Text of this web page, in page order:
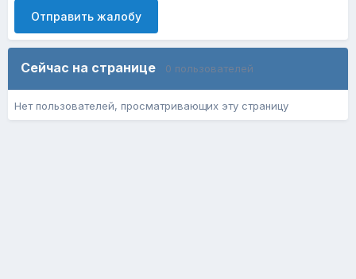
Отправить жалобу
Сейчас на странице 0 пользователей
Нет пользователей, просматривающих эту страницу